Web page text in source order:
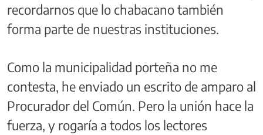
recordarnos que lo chabacano también
forma parte de nuestras instituciones.
Como la municipalidad porteña no me
contesta, he enviado un escrito de amparo al
Procurador del Común. Pero la unión hace la
fuerza, y rogaría a todos los lectores